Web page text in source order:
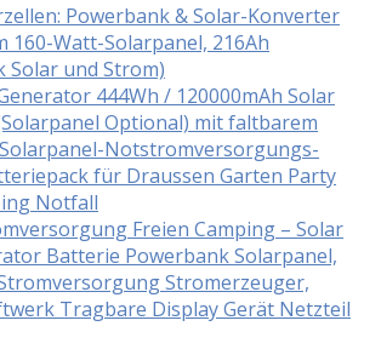
Powerbank & Solar-Konverter
160-Watt-Solarpanel, 216Ah
Solar und Strom)
444Wh / 120000mAh Solar
Optional) mit faltbarem
Notstromversorgungs-
für Draussen Garten Party
Notfall
Freien Camping – Solar
Batterie Powerbank Solarpanel,
Stromerzeuger,
Tragbare Display Gerät Netzteil